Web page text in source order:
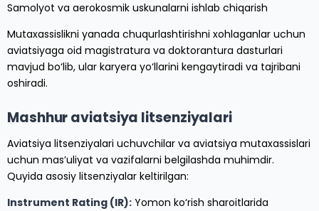
Samolyot va aerokosmik uskunalarni ishlab chiqarish
Mutaxassislikni yanada chuqurlashtirishni xohlaganlar uchun
aviatsiyaga oid magistratura va doktorantura dasturlari
mavjud bo‘lib, ular karyera yo‘llarini kengaytiradi va tajribani
oshiradi.
Mashhur aviatsiya litsenziyalari
Aviatsiya litsenziyalari uchuvchilar va aviatsiya mutaxassislari
uchun mas’uliyat va vazifalarni belgilashda muhimdir.
Quyida asosiy litsenziyalar keltirilgan:
Instrument Rating (IR): Yomon ko‘rish sharoitlarida